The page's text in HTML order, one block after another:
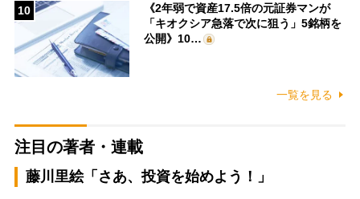
10
《2年弱で資産17.5倍の元証券マンが
「キオクシア急落で次に狙う」5銘柄を
公開》10…
一覧を見る
注目の著者・連載
藤川里絵「さあ、投資を始めよう！」